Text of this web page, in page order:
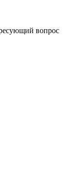
вопрос